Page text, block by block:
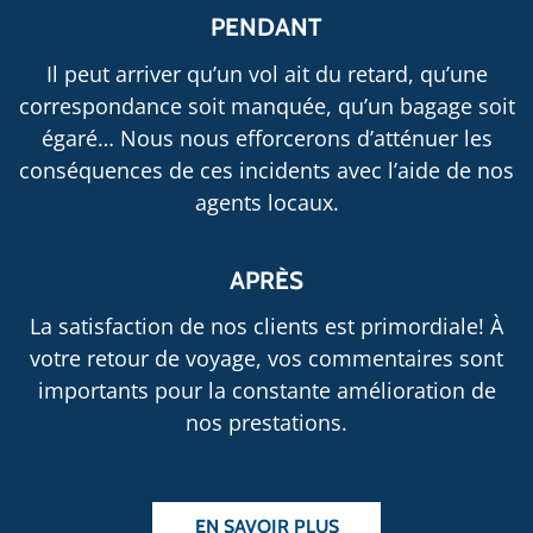
PENDANT
Il peut arriver qu’un vol ait du retard, qu’une
correspondance soit manquée, qu’un bagage soit
égaré… Nous nous efforcerons d’atténuer les
conséquences de ces incidents avec l’aide de nos
agents locaux.
APRÈS
La satisfaction de nos clients est primordiale! À
votre retour de voyage, vos commentaires sont
importants pour la constante amélioration de
nos prestations.
EN SAVOIR PLUS